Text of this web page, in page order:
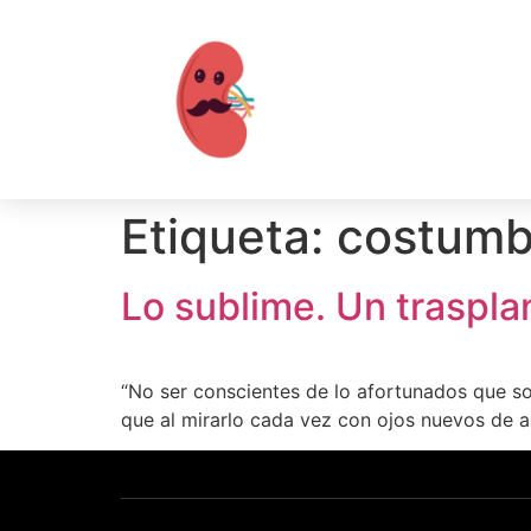
Etiqueta:
Lo sublime. Un
“No ser conscientes de lo afortunados que
que al mirarlo cada vez con ojos nuevos de